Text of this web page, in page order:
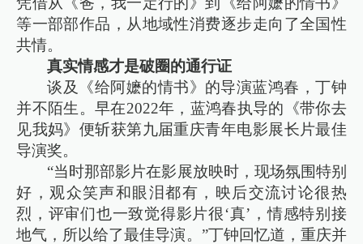
等一部部作品，从地域性消费逐步走向了全国性
共情。
真实情感才是破圈的通行证
谈及《给阿嬷的情书》的导演蓝鸿春，丁钟
并不陌生。早在2022年，蓝鸿春执导的《带你去
见我妈》便斩获第九届重庆青年电影展长片最佳
导演奖。
“当时那部影片在影展放映时，现场氛围特别
好，观众笑声和眼泪都有，映后交流讨论很热
烈，评审们也一致觉得影片很‘真’，情感特别接
地气，所以给了最佳导演。”丁钟回忆道，重庆并